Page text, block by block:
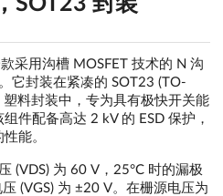
采用沟槽 MOSFET 技术的 N 沟
它封装在紧凑的 SOT23 (TO-
料封装中，专为具有极快开关能
件配备高达 2 kV 的 ESD 保护，
能。
(VDS) 为 60 V，25°C 时的漏极
(VGS) 为 ±20 V。在栅源电压为